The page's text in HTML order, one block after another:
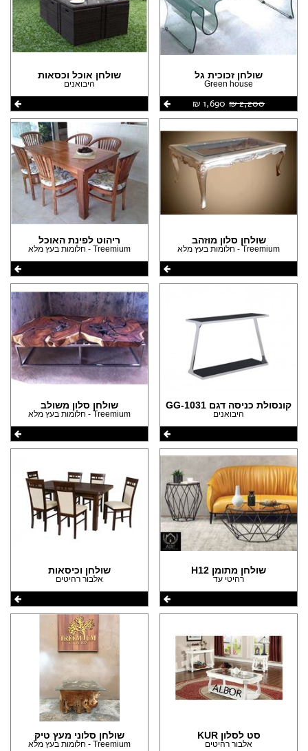
שולחן זכוכית גל
Green house
2,200 ‏₪
1,690 ‏₪
שולחן אוכל וכסאות
היבואנים
שולחן סלון מוזהב
Treemium - חלומות בעץ מלא
ריהוט לפינת האוכל
Treemium - חלומות בעץ מלא
קונסולת כניסה דגם GG-1031
היבואנים
שולחן סלון משולב
Treemium - חלומות בעץ מלא
שולחן מתומן H12
רהיטי עד
שולחן וכיסאות
אלבור רהיטים
סט לסלון KUR
אלבור רהיטים
שולחן סלוני מעץ טיק
Treemium - חלומות בעץ מלא